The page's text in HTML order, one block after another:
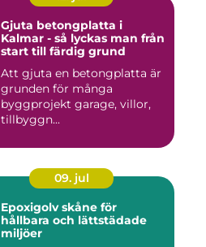
Gjuta betongplatta i
Kalmar - så lyckas man från
start till färdig grund
Att gjuta en betongplatta är
grunden för många
byggprojekt garage, villor,
tillbyggn...
09. jul
Epoxigolv skåne för
hållbara och lättstädade
miljöer